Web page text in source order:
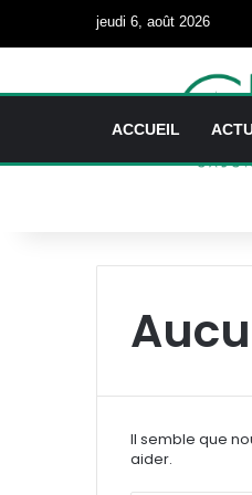
jeudi 6, août 2026
ACCUEIL
Il semble que
aider.